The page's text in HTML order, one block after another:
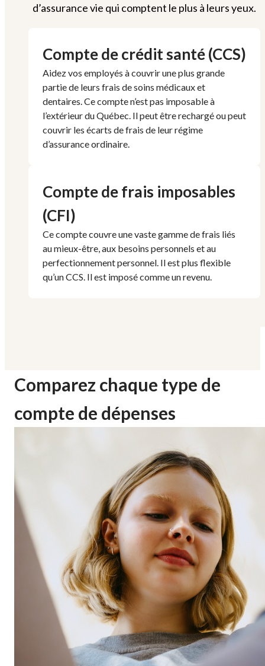
d’assurance vie qui comptent le plus à leurs yeux.
Compte de crédit santé (CCS)
Aidez vos employés à couvrir une plus grande
partie de leurs frais de soins médicaux et
dentaires. Ce compte n’est pas imposable à
l’extérieur du Québec. Il peut être rechargé ou peut
couvrir les écarts de frais de leur régime
d’assurance ordinaire.
Compte de frais imposables
(CFI)
Ce compte couvre une vaste gamme de frais liés
au mieux-être, aux besoins personnels et au
perfectionnement personnel. Il est plus flexible
qu’un CCS. Il est imposé comme un revenu.
Comparez chaque type de
compte de dépenses